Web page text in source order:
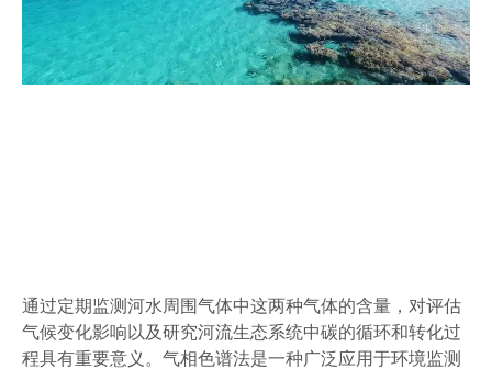
通过定期监测河水周围气体中这两种气体的含量，对评估
气候变化影响以及研究河流生态系统中碳的循环和转化过
程具有重要意义。气相色谱法是一种广泛应用于环境监测